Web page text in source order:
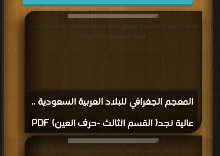
المعجم الجغرافي للبلاد العربية السعودية ..
عالية نجد( القسم الثالث -حرف العين) PDF
قراءة و تحميل كتاب المعجم الجغرافي للبلاد العربية السعودية .. عالية نجد( القسم
الثالث -حرف العين) PDF مجانا
قراءة و تحميل كتاب المعجم الجغرافي للبلاد العربية السعودية .. بلاد بارق PDF مجانا